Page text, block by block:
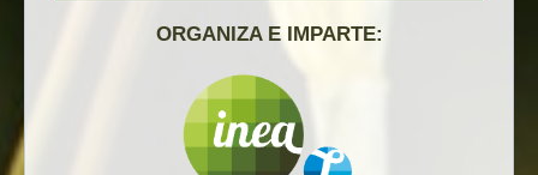
ORGANIZA E IMPARTE: